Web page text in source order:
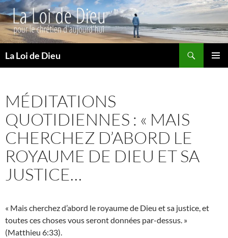
La Loi de Dieu
MÉDITATIONS
QUOTIDIENNES : « MAIS
CHERCHEZ D’ABORD LE
ROYAUME DE DIEU ET SA
JUSTICE…
« Mais cherchez d’abord le royaume de Dieu et sa justice, et
toutes ces choses vous seront données par-dessus. »
(Matthieu 6:33).